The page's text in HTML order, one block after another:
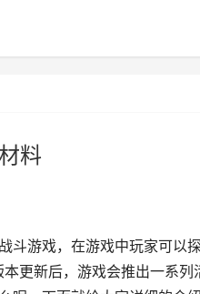
料
斗游戏，在游戏中玩家可以
更新后，游戏会推出一系